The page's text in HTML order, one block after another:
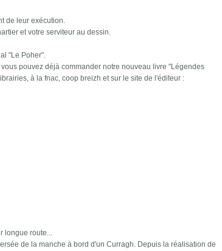
de leur exécution.
et votre serviteur au dessin.
"Le Poher".
pouvez déjà commander notre nouveau livre "Légendes
à la fnac, coop breizh et sur le site de l'éditeur :
longue route...
de la manche à bord d'un Curragh. Depuis la réalisation de